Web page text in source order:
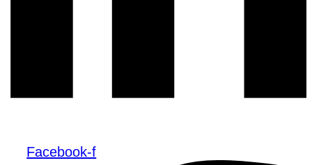
Facebook-f